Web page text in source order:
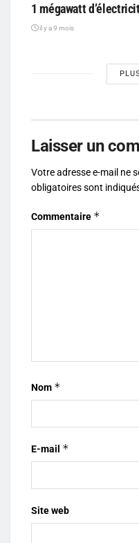
1 mégawatt
il y a 9 mois
Laisser un
Votre adresse e-mail ne
obligatoires sont
Commentaire *
Nom *
E-mail *
Site web